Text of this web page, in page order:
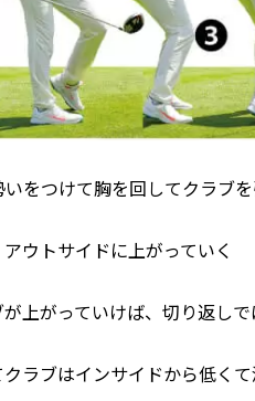
をつけて胸を回してクラブ
ウトサイドに上がっていく
上がっていけば、切り返しで
ラブはインサイドから低く